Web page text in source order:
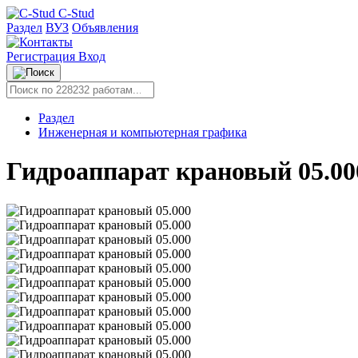
C-Stud
Раздел ВУЗ Объявления
Регистрация Вход
Раздел
Инженерная и компьютерная графика
Гидроаппарат крановый